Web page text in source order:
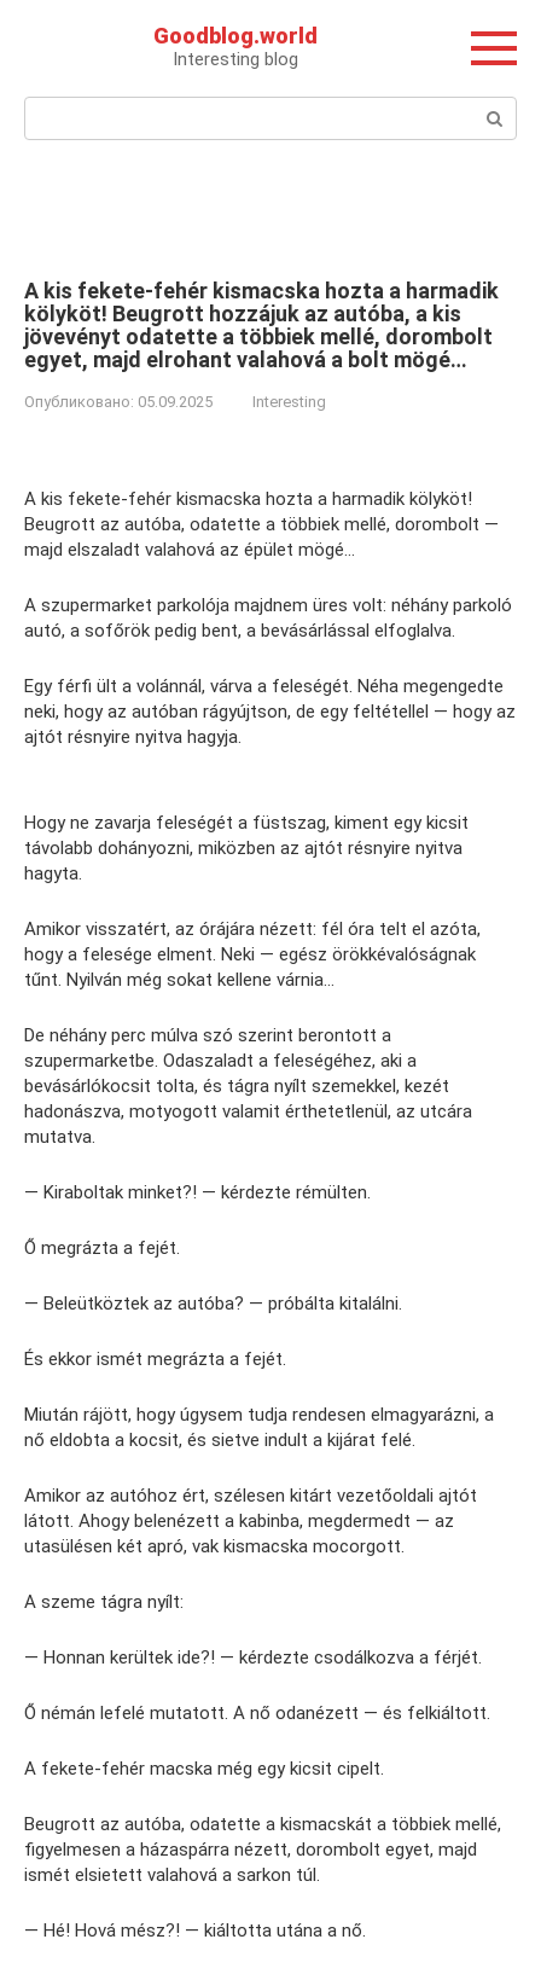
Goodblog.world
Interesting blog
Поиск:
A kis fekete-fehér kismacska hozta a harmadik
kölyköt! Beugrott hozzájuk az autóba, a kis
jövevényt odatette a többiek mellé, dorombolt
egyet, majd elrohant valahová a bolt mögé…
Опубликовано: 05.09.2025 Interesting
A kis fekete-fehér kismacska hozta a harmadik kölyköt!
Beugrott az autóba, odatette a többiek mellé, dorombolt —
majd elszaladt valahová az épület mögé…
A szupermarket parkolója majdnem üres volt: néhány parkoló
autó, a sofőrök pedig bent, a bevásárlással elfoglalva.
Egy férfi ült a volánnál, várva a feleségét. Néha megengedte
neki, hogy az autóban rágyújtson, de egy feltétellel — hogy az
ajtót résnyire nyitva hagyja.
Hogy ne zavarja feleségét a füstszag, kiment egy kicsit
távolabb dohányozni, miközben az ajtót résnyire nyitva
hagyta.
Amikor visszatért, az órájára nézett: fél óra telt el azóta,
hogy a felesége elment. Neki — egész örökkévalóságnak
tűnt. Nyilván még sokat kellene várnia…
De néhány perc múlva szó szerint berontott a
szupermarketbe. Odaszaladt a feleségéhez, aki a
bevásárlókocsit tolta, és tágra nyílt szemekkel, kezét
hadonászva, motyogott valamit érthetetlenül, az utcára
mutatva.
— Kiraboltak minket?! — kérdezte rémülten.
Ő megrázta a fejét.
— Beleütköztek az autóba? — próbálta kitalálni.
És ekkor ismét megrázta a fejét.
Miután rájött, hogy úgysem tudja rendesen elmagyarázni, a
nő eldobta a kocsit, és sietve indult a kijárat felé.
Amikor az autóhoz ért, szélesen kitárt vezetőoldali ajtót
látott. Ahogy belenézett a kabinba, megdermedt — az
utasülésen két apró, vak kismacska mocorgott.
A szeme tágra nyílt:
— Honnan kerültek ide?! — kérdezte csodálkozva a férjét.
Ő némán lefelé mutatott. A nő odanézett — és felkiáltott.
A fekete-fehér macska még egy kicsit cipelt.
Beugrott az autóba, odatette a kismacskát a többiek mellé,
figyelmesen a házaspárra nézett, dorombolt egyet, majd
ismét elsietett valahová a sarkon túl.
— Hé! Hová mész?! — kiáltotta utána a nő.